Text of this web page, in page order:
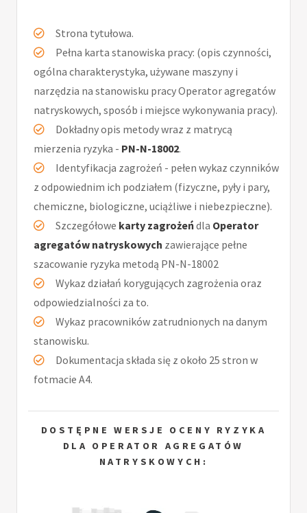
Strona tytułowa.
Pełna karta stanowiska pracy: (opis czynności,
ogólna charakterystyka, używane maszyny i
narzędzia na stanowisku pracy Operator agregatów
natryskowych, sposób i miejsce wykonywania pracy).
Dokładny opis metody wraz z matrycą
mierzenia ryzyka - PN-N-18002.
Identyfikacja zagrożeń - pełen wykaz czynników
z odpowiednim ich podziałem (fizyczne, pyły i pary,
chemiczne, biologiczne, uciążliwe i niebezpieczne).
Szczegółowe karty zagrożeńdla Operator
agregatów natryskowych zawierające pełne
szacowanie ryzyka metodą PN-N-18002
Wykaz działań korygujących zagrożenia oraz
odpowiedzialności za to.
Wykaz pracowników zatrudnionych na danym
stanowisku.
Dokumentacja składa się z około 25 stron w
fotmacie A4.
DOSTĘPNE WERSJE OCENY RYZYKA
DLA OPERATOR AGREGATÓW
NATRYSKOWYCH: